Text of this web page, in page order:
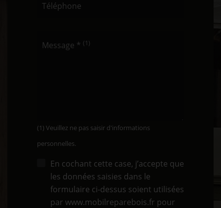
Téléphone
Message * (1)
(1) Veuillez ne pas saisir d'informations
personnelles.
En cochant cette case, j’accepte que
les données saisies dans le
formulaire ci-dessus soient utilisées
par www.mobilreparebois.fr pour